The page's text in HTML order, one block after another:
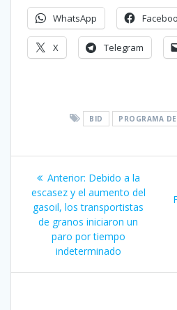
WhatsApp
X Telegram
BID PROGRAMA
Navegación
de
entradas
Anterior: Entrada
anterior:
Debido a la
escasez y el aumento del
gasoil, los transportistas
de granos iniciaron un
paro por tiempo
indeterminado